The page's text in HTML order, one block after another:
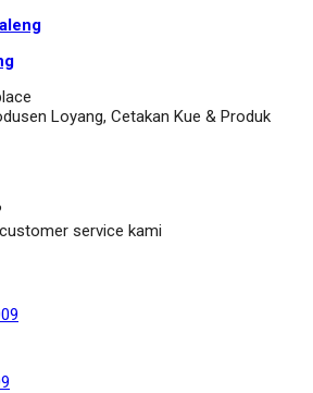
Loyang, Cetakan Kue & Produk
service kami